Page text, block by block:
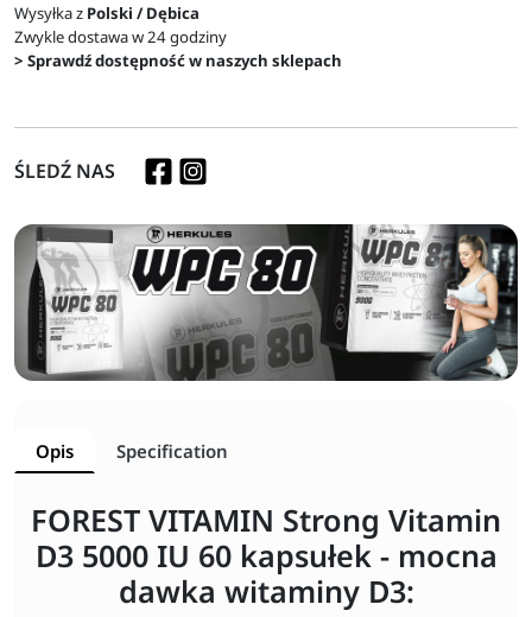
Wysyłka z Polski / Dębica
Zwykle dostawa w 24 godziny
> Sprawdź dostępność w naszych sklepach
ŚLEDŹ NAS
Opis Specification
FOREST VITAMIN Strong Vitamin
D3 5000 IU 60 kapsułek - mocna
dawka witaminy D3: